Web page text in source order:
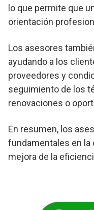
lo que permite que
orientación
Los asesores
ayudando a los
proveedores y
seguimiento de los
renovaciones o
En resumen, los
fundamentales en
mejora de la